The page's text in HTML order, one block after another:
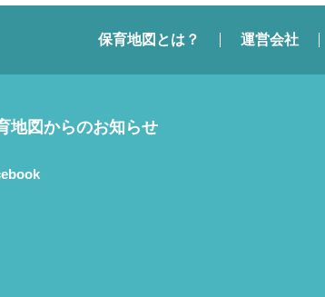
保育地図とは？ 運営会社
地図からのお知らせ